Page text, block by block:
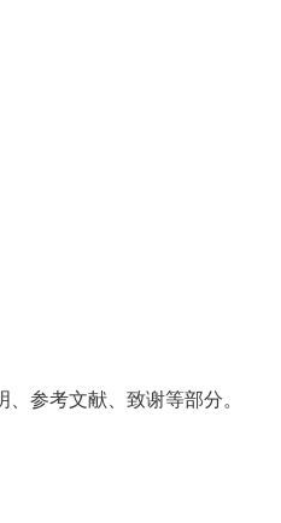
参考文献、致谢等部分。